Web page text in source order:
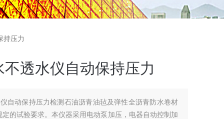
持压力
透水仪自动保持压力
自动保持压力检测石油沥青油毡及弹性全沥青防水卷材
的试验要求。本仪器采用电动泵加压，电器自动控制加